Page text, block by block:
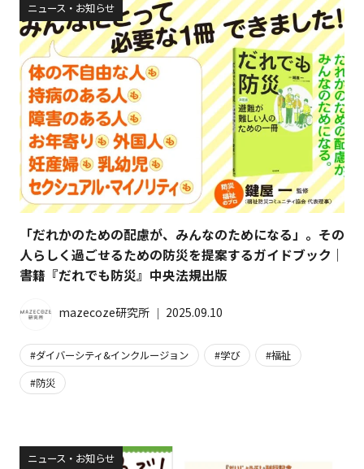
「だれかのための配慮が、みんなのためになる」。その
人らしく過ごせるための防災を提案するガイドブック｜
書籍『だれでも防災』中央法規出版
ニュース・お知らせ
mazecoze研究所 │ 2025.09.10
ダイバーシティ&インクルージョン 学び
福祉
防災
ニュース・お知らせ